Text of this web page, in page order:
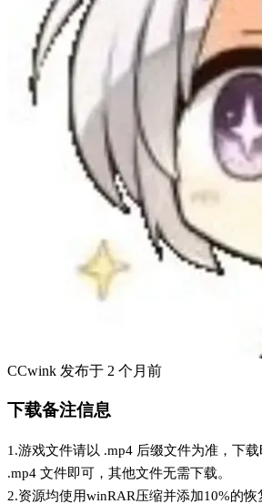
CCwink 发布于 2 个月前
下载备注信息
1.游戏文件请以 .mp4 后缀文件为准，下
.mp4 文件即可，其他文件无需下载。
2.资源均使用winRAR压缩并添加10%的